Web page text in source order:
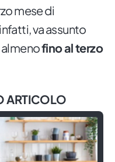
mese di
va assunto
fino al terzo
ARTICOLO